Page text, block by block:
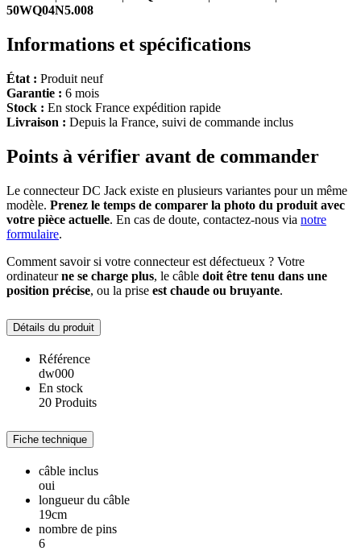
50WQ04N5.008
Informations et spécifications
État : Produit neuf
Garantie : 6 mois
Stock : En stock France expédition rapide
Livraison : Depuis la France, suivi de commande inclus
Points à vérifier avant de commander
Le connecteur DC Jack existe en plusieurs variantes pour un même
modèle. Prenez le temps de comparer la photo du produit avec
votre pièce actuelle. En cas de doute, contactez-nous via notre
formulaire.
Comment savoir si votre connecteur est défectueux ? Votre
ordinateurne se charge plus, le câble doit être tenu dans une
position précise, ou la prise est chaude ou bruyante.
Détails du produit
Référence
dw000
En stock
20 Produits
Fiche technique
câble inclus
oui
longueur du câble
19cm
nombre de pins
6